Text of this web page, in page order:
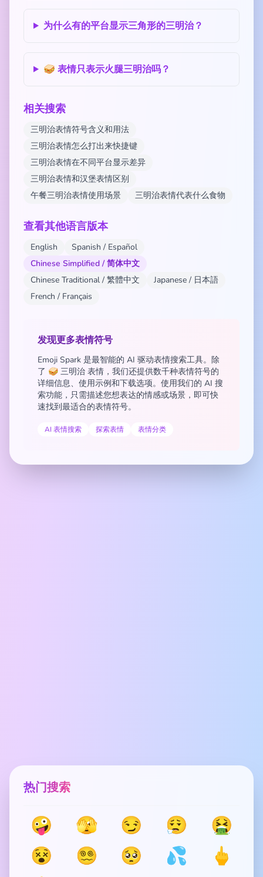
为什么有的平台显示三角形的三明治？
🥪 表情只表示火腿三明治吗？
相关搜索
三明治表情符号含义和用法
三明治表情怎么打出来快捷键
三明治表情在不同平台显示差异
三明治表情和汉堡表情区别
午餐三明治表情使用场景
三明治表情代表什么食物
查看其他语言版本
English
Spanish / Español
Chinese Simplified / 简体中文
Chinese Traditional / 繁體中文
Japanese / 日本語
French / Français
发现更多表情符号
Emoji Spark 是最智能的 AI 驱动表情搜索工具。除
了 🥪 三明治 表情，我们还提供数千种表情符号的
详细信息、使用示例和下载选项。使用我们的 AI 搜
索功能，只需描述您想表达的情感或场景，即可快
速找到最适合的表情符号。
AI 表情搜索 探索表情 表情分类
热门搜索
🤪 🫣 😏 😮‍💨
🤮
😵
😵‍💫 🥺 💦
🖕